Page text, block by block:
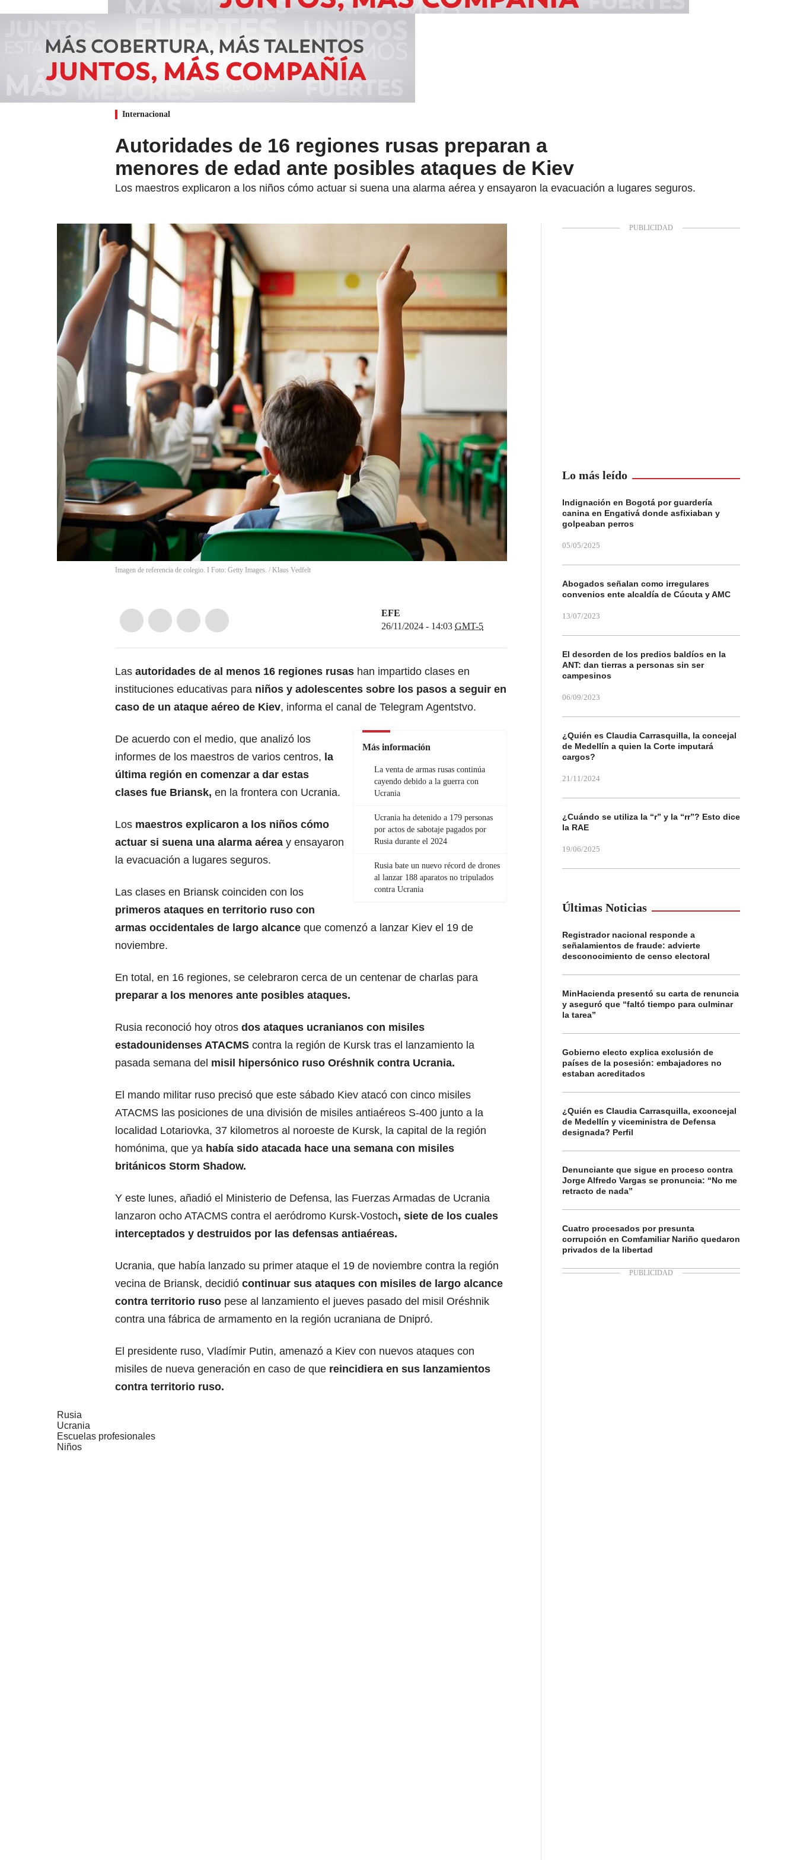
Internacional
Autoridades de 16 regiones rusas preparan a
menores de edad ante posibles ataques de Kiev
Los maestros explicaron a los niños cómo actuar si suena una alarma aérea y ensayaron la evacuación a lugares seguros.
Imagen de referencia de colegio. I Foto: Getty Images. / Klaus Vedfelt
EFE
26/11/2024 - 14:03 GMT-5
Las autoridades de al menos 16 regiones rusas han impartido clases en
instituciones educativas para niños y adolescentes sobre los pasos a seguir en
caso de un ataque aéreo de Kiev, informa el canal de Telegram Agentstvo.
Más información
La venta de armas rusas continúa
cayendo debido a la guerra con
Ucrania
Ucrania ha detenido a 179 personas
por actos de sabotaje pagados por
Rusia durante el 2024
Rusia bate un nuevo récord de drones
al lanzar 188 aparatos no tripulados
contra Ucrania
De acuerdo con el medio, que analizó los
informes de los maestros de varios centros, la
última región en comenzar a dar estas
clases fue Briansk, en la frontera con Ucrania.
Los maestros explicaron a los niños cómo
actuar si suena una alarma aérea y ensayaron
la evacuación a lugares seguros.
Las clases en Briansk coinciden con los
primeros ataques en territorio ruso con
armas occidentales de largo alcance que comenzó a lanzar Kiev el 19 de
noviembre.
En total, en 16 regiones, se celebraron cerca de un centenar de charlas para
preparar a los menores ante posibles ataques.
Rusia reconoció hoy otros dos ataques ucranianos con misiles
estadounidenses ATACMS contra la región de Kursk tras el lanzamiento la
pasada semana del misil hipersónico ruso Oréshnik contra Ucrania.
El mando militar ruso precisó que este sábado Kiev atacó con cinco misiles
ATACMS las posiciones de una división de misiles antiaéreos S-400 junto a la
localidad Lotariovka, 37 kilometros al noroeste de Kursk, la capital de la región
homónima, que ya había sido atacada hace una semana con misiles
británicos Storm Shadow.
Y este lunes, añadió el Ministerio de Defensa, las Fuerzas Armadas de Ucrania
lanzaron ocho ATACMS contra el aeródromo Kursk-Vostoch, siete de los cuales
interceptados y destruidos por las defensas antiaéreas.
Ucrania, que había lanzado su primer ataque el 19 de noviembre contra la región
vecina de Briansk, decidió continuar sus ataques con misiles de largo alcance
contra territorio ruso pese al lanzamiento el jueves pasado del misil Oréshnik
contra una fábrica de armamento en la región ucraniana de Dnipró.
El presidente ruso, Vladímir Putin, amenazó a Kiev con nuevos ataques con
misiles de nueva generación en caso de que reincidiera en sus lanzamientos
contra territorio ruso.
Rusia
Ucrania
Escuelas profesionales
Niños
Lo más leído
Indignación en Bogotá por guardería
canina en Engativá donde asfixiaban y
golpeaban perros
05/05/2025
Abogados señalan como irregulares
convenios ente alcaldía de Cúcuta y AMC
13/07/2023
El desorden de los predios baldíos en la
ANT: dan tierras a personas sin ser
campesinos
06/09/2023
¿Quién es Claudia Carrasquilla, la concejal
de Medellín a quien la Corte imputará
cargos?
21/11/2024
¿Cuándo se utiliza la “r” y la “rr”? Esto dice
la RAE
19/06/2025
Últimas Noticias
Registrador nacional responde a
señalamientos de fraude: advierte
desconocimiento de censo electoral
MinHacienda presentó su carta de renuncia
y aseguró que “faltó tiempo para culminar
la tarea”
Gobierno electo explica exclusión de
países de la posesión: embajadores no
estaban acreditados
¿Quién es Claudia Carrasquilla, exconcejal
de Medellín y viceministra de Defensa
designada? Perfil
Denunciante que sigue en proceso contra
Jorge Alfredo Vargas se pronuncia: “No me
retracto de nada”
Cuatro procesados por presunta
corrupción en Comfamiliar Nariño quedaron
privados de la libertad